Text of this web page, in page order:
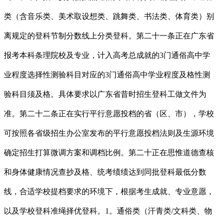
类（含音乐类、美术取设想类、跳舞类、书法类、体育类）别
离规定的登科节制分数线上分类登科。第二十一条正在广东省
报考本科条理院校及专业，计入高考总成就的3门通俗高中学
业程度选择性测验科目对应的3门通俗高中学业程度及格性测
验科目须及格。具体要求以广东省昔时招生登科工做文件为
准。第二十二条正在实行平行意愿投档的省（区、市），学校
可按照各省级招生办公室发布的平行意愿投档法则及生源环境
确定招生打算微调方案和调档比例。第二十正在思惟道德查核
和身体健康情况查抄及格、统考绩绩达到同批登科最低分数
线，合适学校提档要求的环境下，根据考生成就、专业意愿，
以及学校登科准绳择优登科。1。通俗类（汗青类/文科类、物